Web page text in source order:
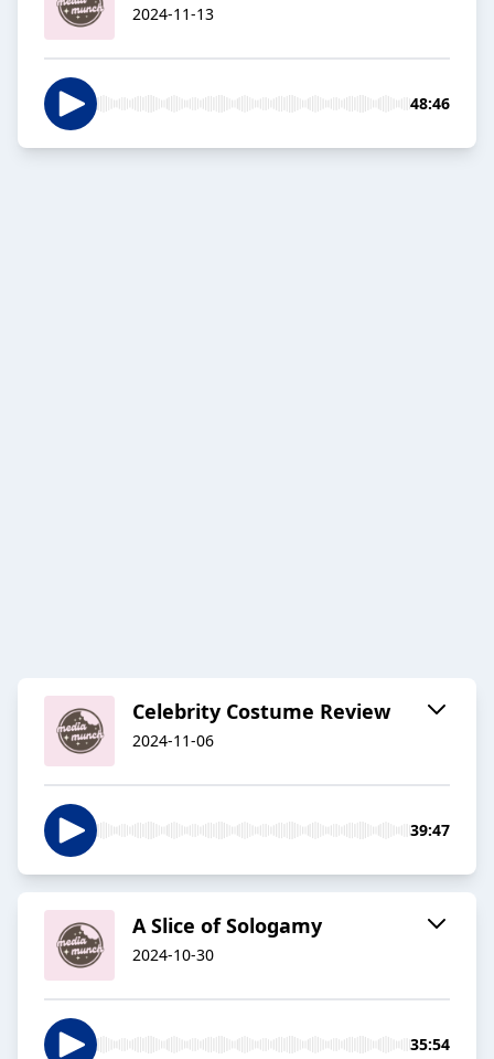
2024-11-13
48:46
Celebrity Costume Review
2024-11-06
39:47
A Slice of Sologamy
2024-10-30
35:54